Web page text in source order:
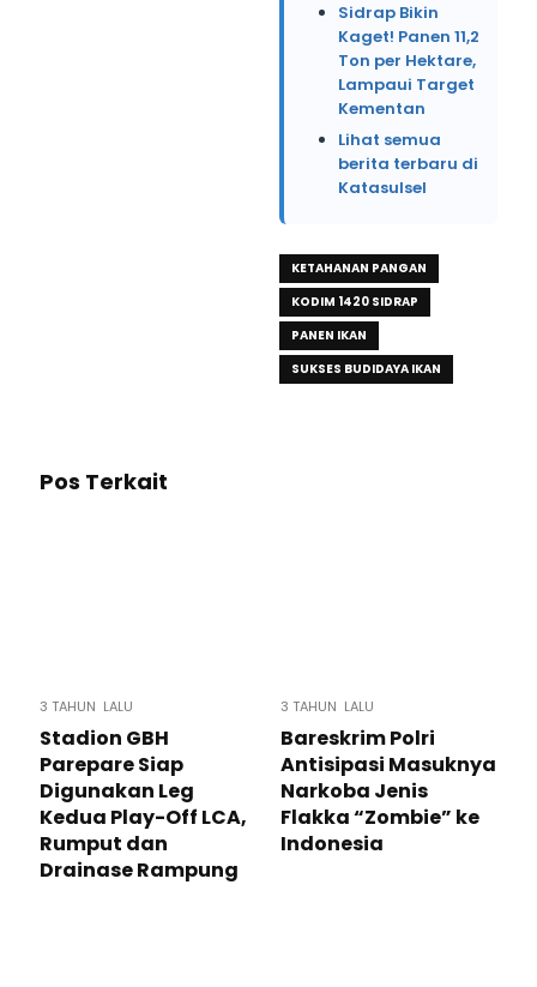
Sidrap Bikin
Kaget! Panen 11,2
Ton per Hektare,
Lampaui Target
Kementan
Lihat semua
berita terbaru di
Katasulsel
KETAHANAN PANGAN
KODIM 1420 SIDRAP
PANEN IKAN
SUKSES BUDIDAYA IKAN
Pos Terkait
3 TAHUN LALU
Stadion GBH
Parepare Siap
Digunakan Leg
Kedua Play-Off LCA,
Rumput dan
Drainase Rampung
3 TAHUN LALU
Bareskrim Polri
Antisipasi Masuknya
Narkoba Jenis
Flakka “Zombie” ke
Indonesia